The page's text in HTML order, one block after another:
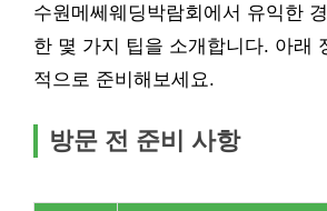
수원메쎄웨딩박람회에서 유익한
한 몇 가지 팁을 소개합니다. 아래
적으로 준비해보세요.
방문 전 준비 사항